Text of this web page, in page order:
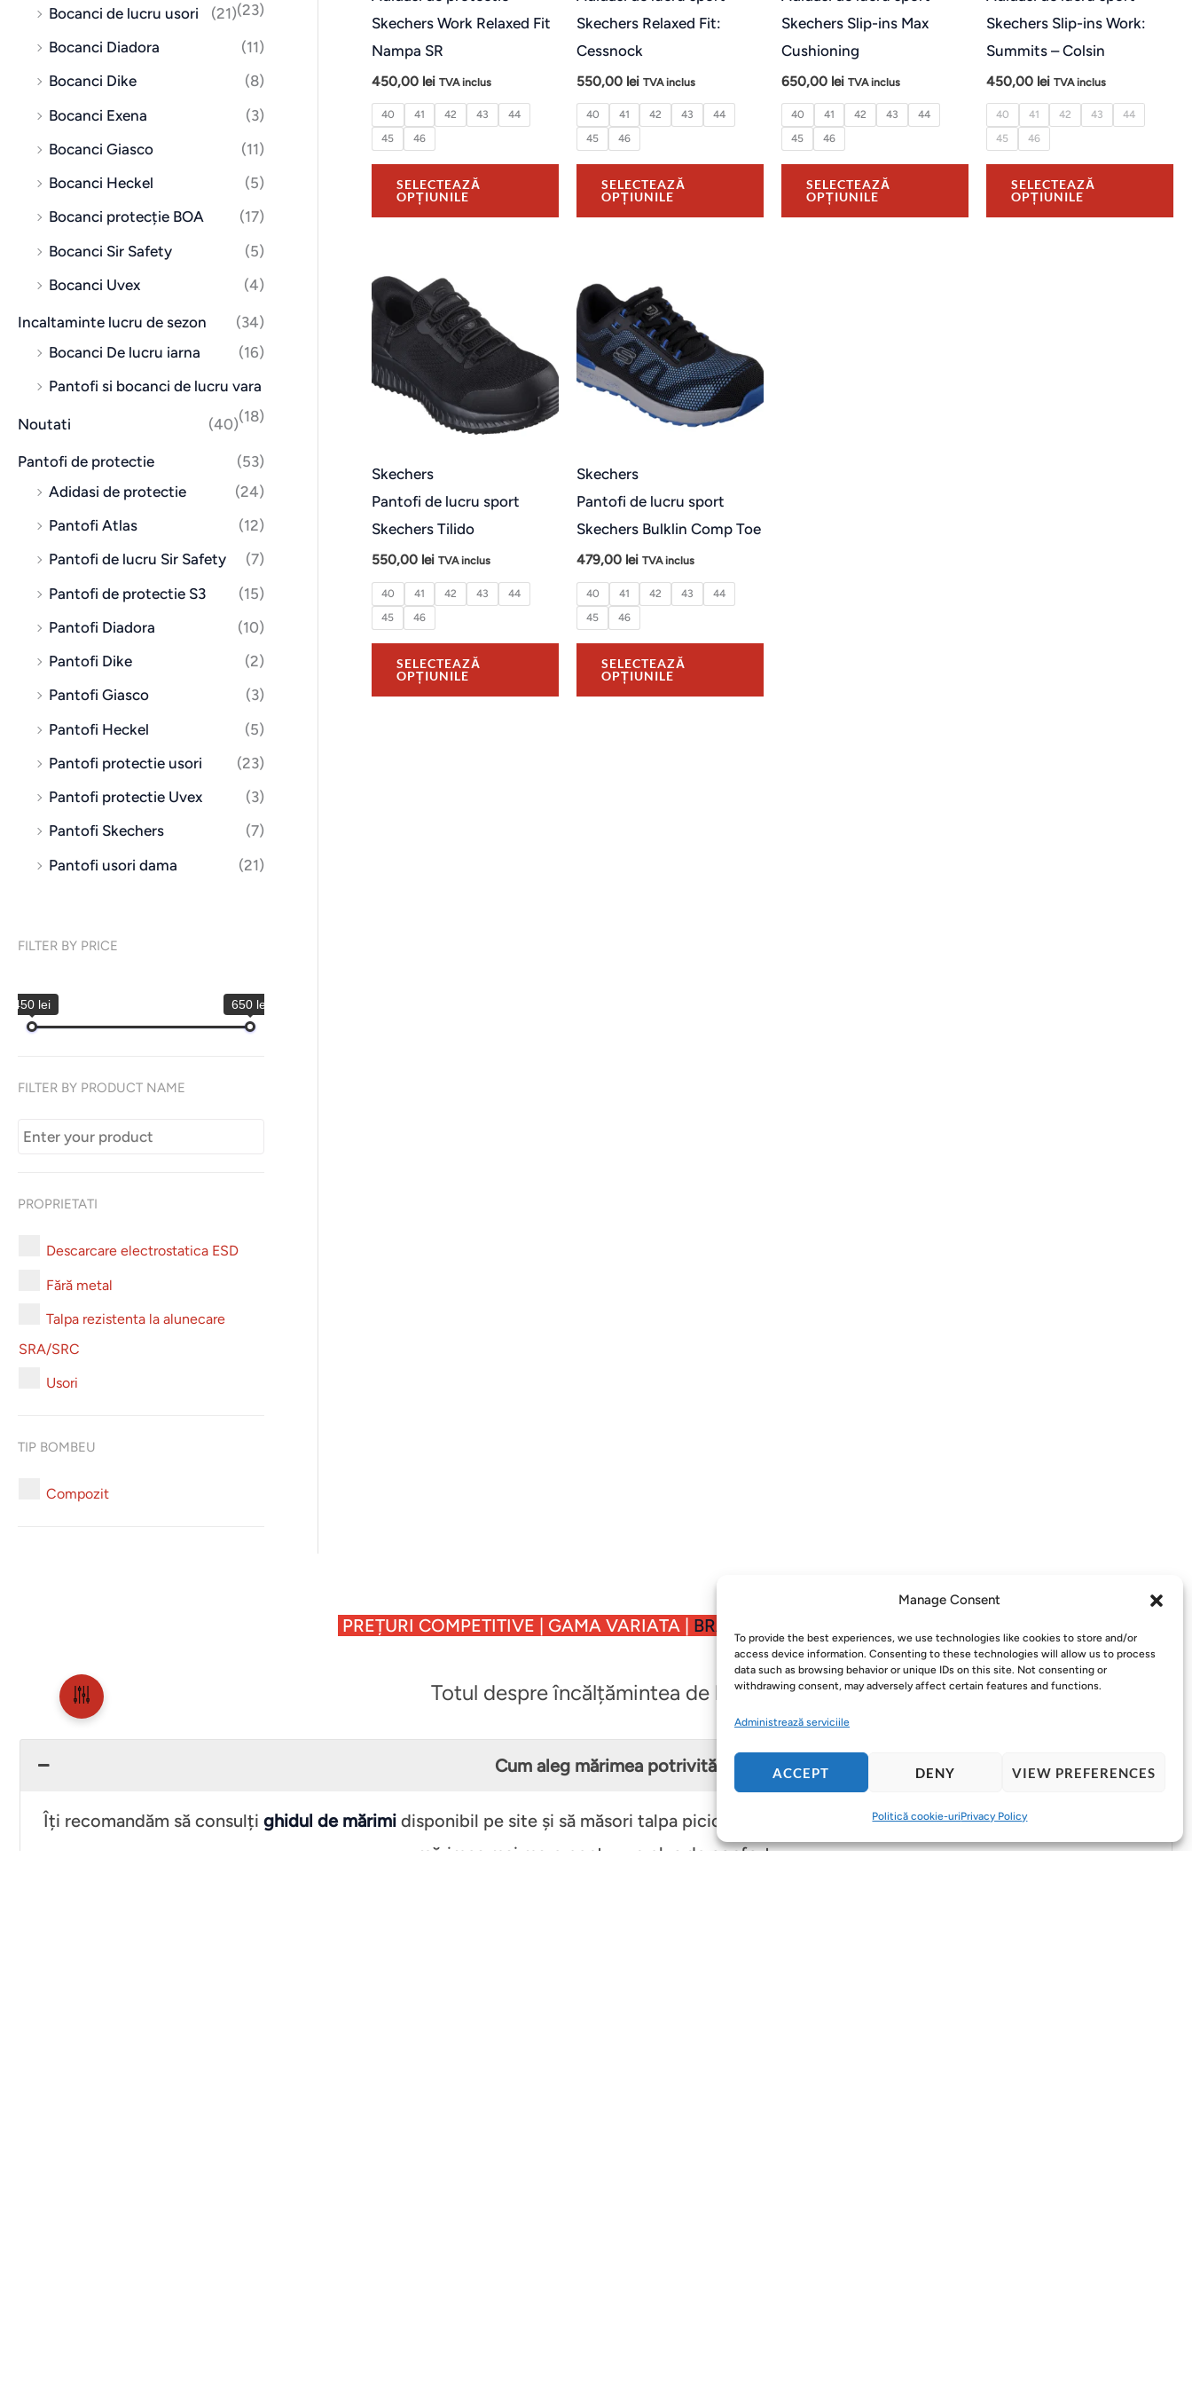
Manage Consent
To provide the best experiences, we use technologies like cookies to store and/or
access device information. Consenting to these technologies will allow us to process
data such as browsing behavior or unique IDs on this site. Not consenting or
withdrawing consent, may adversely affect certain features and functions.
Administrează serviciile
ACCEPT DENY VIEW PREFERENCES
Politică cookie-uriPrivacy Policy
(23)
Bocanci de lucru usori
(21)
Bocanci Diadora
(11)
Bocanci Dike
(8)
Bocanci Exena
(3)
Bocanci Giasco
(11)
Bocanci Heckel
(5)
Bocanci protecție BOA
(17)
Bocanci Sir Safety
(5)
Bocanci Uvex
(4)
Incaltaminte lucru de sezon
(34)
Bocanci De lucru iarna
(16)
Pantofi si bocanci de lucru vara
(18)
Noutati (40)
Pantofi de protectie
(53)
Adidasi de protectie
(24)
Pantofi Atlas
(12)
Pantofi de lucru Sir Safety
(7)
Pantofi de protectie S3
(15)
Pantofi Diadora
(10)
Pantofi Dike
(2)
Pantofi Giasco
(3)
Pantofi Heckel
(5)
Pantofi protectie usori
(23)
Pantofi protectie Uvex
(3)
Pantofi Skechers
(7)
Pantofi usori dama
(21)
FILTER BY PRICE
450 lei 650 lei
FILTER BY PRODUCT NAME
PROPRIETATI
Descarcare electrostatica ESD
Fără metal
Talpa rezistenta la alunecare
SRA/SRC
Usori
TIP BOMBEU
Compozit
Skechers Work Relaxed Fit
Nampa SR
450,00 lei TVA inclus
40 41 42 43
44
45
46
SELECTEAZĂ
OPȚIUNILE
aleseSkechers Relaxed Fit:
Cessnock
550,00 lei TVA inclus
40 41 42 43
44
45
46
SELECTEAZĂ
OPȚIUNILE
aleseSkechers Slip-ins Max
Cushioning
650,00 lei TVA inclus
40 41 42 43
44
45
46
SELECTEAZĂ
OPȚIUNILE
aleseSkechers Slip-ins Work:
Summits – Colsin
450,00 lei TVA inclus
40 41 42 43
44
45
46
SELECTEAZĂ
OPȚIUNILE
Skechers
Pantofi de lucru sport
Skechers Tilido
550,00 lei TVA inclus
40 41 42 43
44
45
46
SELECTEAZĂ
OPȚIUNILE
produs
mai
multe
variații.
pot
alese
produsului.
Skechers
Pantofi de lucru sport
Skechers Bulklin Comp Toe
479,00 lei TVA inclus
40 41 42 43
44
45
46
SELECTEAZĂ
OPȚIUNILE
multe
PREȚURI COMPETITIVE | GAMA VARIATA | BRANDURI DE TOP
Totul despre încălțămintea de lucru
Cum aleg mărimea potrivită?
Îți recomandăm să consulți ghidul de mărimidisponibil pe site și să măsori talpa piciorului. Dacă ești între două mărimi, este indicat să alegi
mărimea mai mare pentru un plus de confort.